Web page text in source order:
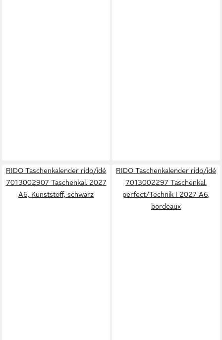
RIDO Taschenkalender rido/idé
7013002907 Taschenkal. 2027
A6, Kunststoff, schwarz
RIDO Taschenkalender rido/idé
7013002297 Taschenkal.
perfect/Technik I 2027 A6,
bordeaux